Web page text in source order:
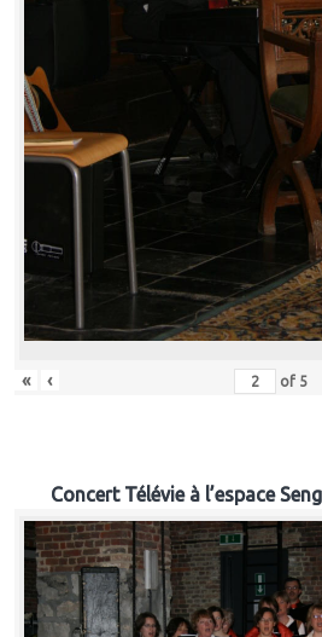
« ‹ of 5
Concert Télévie à l’espace